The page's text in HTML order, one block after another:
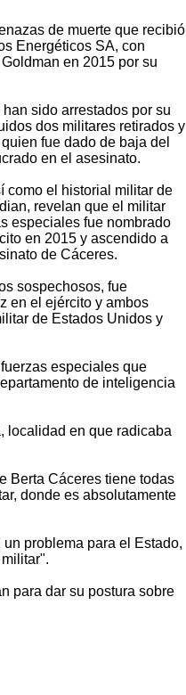
de muerte que recibió
Energéticos SA, con
en 2015 por su
sido arrestados por su
dos militares retirados y
fue dado de baja del
en el asesinato.
como el historial militar de
revelan que el militar
especiales fue nombrado
en 2015 y ascendido a
de Cáceres.
sospechosos, fue
en el ejército y ambos
de Estados Unidos y
especiales que
de inteligencia
localidad en que radicaba
Berta Cáceres tiene todas
donde es absolutamente
problema para el Estado,
para dar su postura sobre